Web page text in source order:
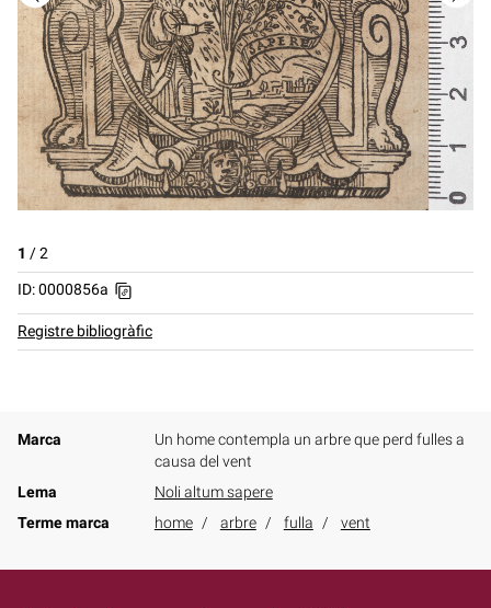
1 /2
ID: 0000856a
Registre bibliogràfic
Marca
Un home contempla un arbre que perd fulles a
causa del vent
Lema
Noli altum sapere
Terme marca
home arbre fulla vent